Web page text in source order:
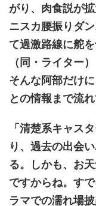
がり、肉食説が
ニスカ腰振りダ
て過激路線に舵
（同・ライター）
そんな阿部だけ
との情報まで流れ
「清楚系キャス
り、過去の出会
る。しかも、お
ですからね。す
ラマでの濡れ場